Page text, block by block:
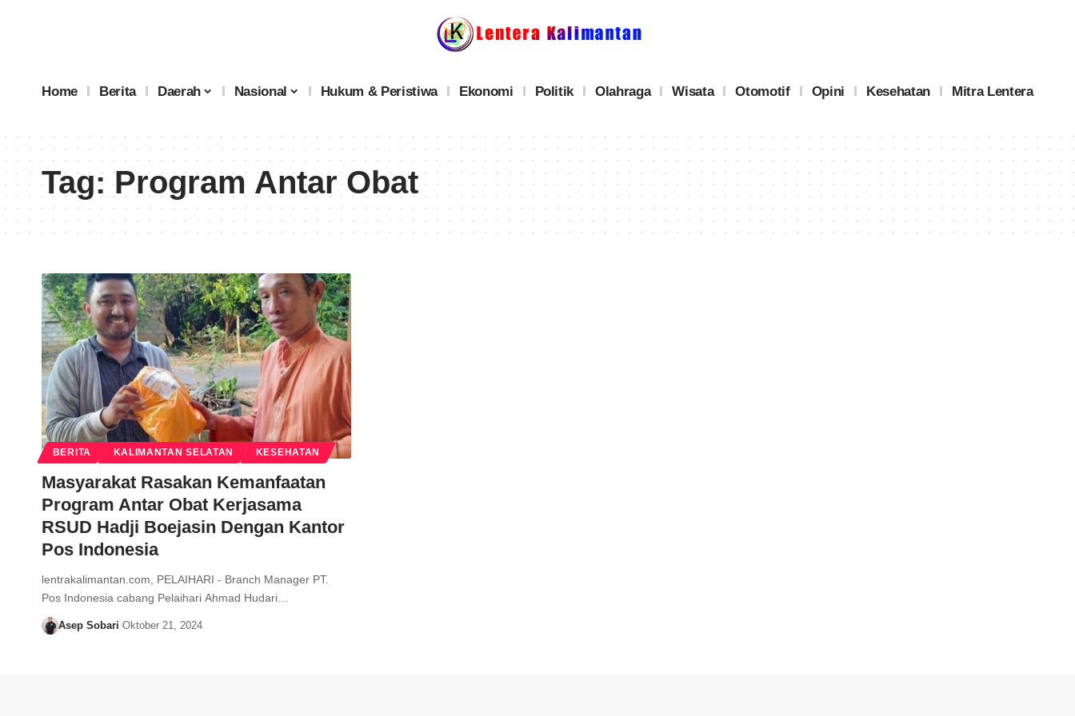
Home Berita Daerah Nasional Hukum & Peristiwa Ekonomi Politik Olahraga Wisata Otomotif Opini Kesehatan Mitra Lentera
Tag:Program Antar Obat
BERITA KALIMANTAN SELATAN KESEHATAN
Masyarakat Rasakan Kemanfaatan
Program Antar Obat Kerjasama
RSUD Hadji Boejasin Dengan Kantor
Pos Indonesia
lentrakalimantan.com, PELAIHARI - Branch Manager PT.
Pos Indonesia cabang Pelaihari Ahmad Hudari…
Asep Sobari Oktober 21, 2024